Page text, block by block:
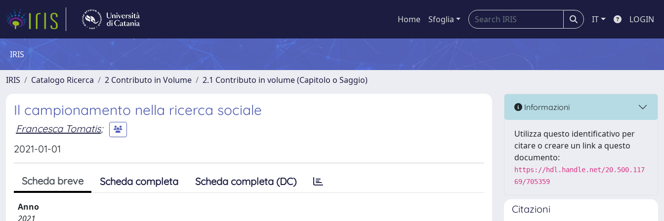
Home Sfoglia IT LOGIN
IRIS
IRIS Catalogo Ricerca 2 Contributo in Volume 2.1 Contributo in volume (Capitolo o Saggio)
Il campionamento nella ricerca sociale
Francesca Tomatis;
2021-01-01
Scheda breve Scheda completa Scheda completa (DC)
Anno
2021
Informazioni
Utilizza questo identificativo per
citare o creare un link a questo
documento:
https://hdl.handle.net/20.500.117
69/705359
Citazioni